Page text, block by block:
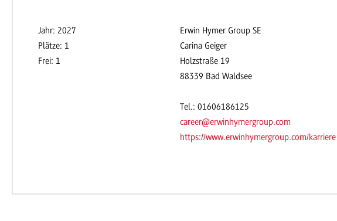
Jahr: 2027
Plätze: 1
Frei: 1
Erwin Hymer Group SE
Carina Geiger
Holzstraße 19
88339 Bad Waldsee
Tel.: 01606186125
career@erwinhymergroup.com
https://www.erwinhymergroup.com/karriere